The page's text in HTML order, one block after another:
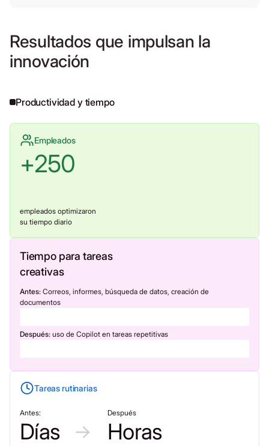
Resultados que impulsan la
innovación
Productividad y tiempo
Empleados
+250
empleados optimizaron
su tiempo diario
Tiempo para tareas
creativas
Antes: Correos, informes, búsqueda de datos, creación de
documentos
Después: uso de Copilot en tareas repetitivas
Tareas rutinarias
Antes:
Días
Después
Horas